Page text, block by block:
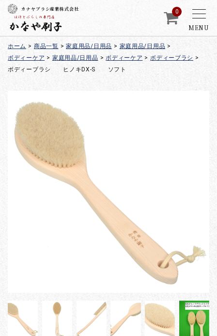
MENU
カナヤブラシ産業株式会社 0
ホーム > 商品一覧 > 家庭用品/日用品 > 家庭用品/日用品 >
ボディーケア > 家庭用品/日用品 > ボディーケア > ボディーブラシ >
ボディーブラシ ヒノキDX-S ソフト